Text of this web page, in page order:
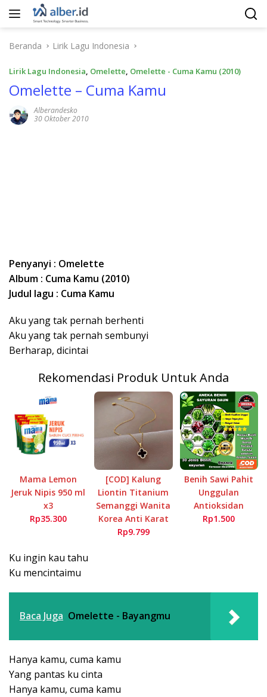
Langsung
Beranda
Lirik Lagu Indonesia
Lirik Lagu Indonesia, Omelette, Omelette - Cuma Kamu (2010)
Omelette – Cuma Kamu
Alberandesko
30 Oktober 2010
Penyanyi : Omelette
Album : Cuma Kamu (2010)
Judul lagu : Cuma Kamu
Aku yang tak pernah berhenti
Aku yang tak pernah sembunyi
Berharap, dicintai
Rekomendasi Produk Untuk Anda
Mama Lemon
Jeruk Nipis 950 ml
x3
Rp35.300
[COD] Kalung
Liontin Titanium
Semanggi Wanita
Korea Anti Karat
Rp9.799
Benih Sawi Pahit
Unggulan
Antioksidan
Rp1.500
Ku ingin kau tahu
Ku mencintaimu
Baca Juga Omelette - Bayangmu
Hanya kamu, cuma kamu
Yang pantas ku cinta
Hanya kamu, cuma kamu